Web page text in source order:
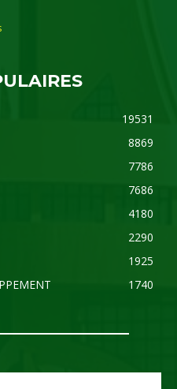
19531
8869
7786
7686
4180
2290
1925
1740